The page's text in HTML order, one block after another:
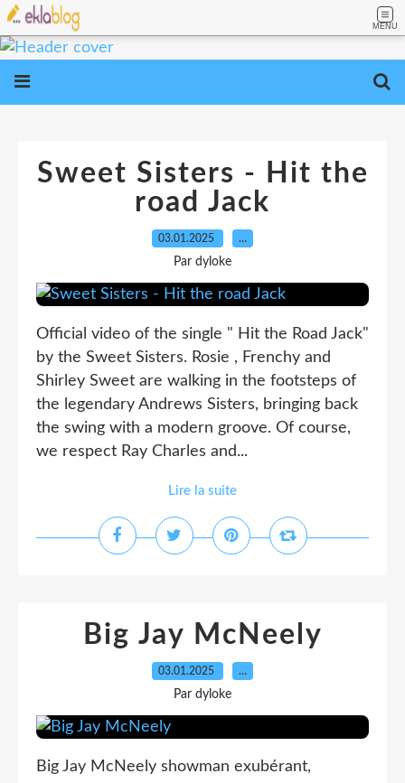
MENU
Sweet Sisters - Hit the
road Jack
03.01.2025 …
Par dyloke
Official video of the single " Hit the Road Jack"
by the Sweet Sisters. Rosie , Frenchy and
Shirley Sweet are walking in the footsteps of
the legendary Andrews Sisters, bringing back
the swing with a modern groove. Of course,
we respect Ray Charles and...
Lire la suite
Big Jay McNeely
03.01.2025 …
Par dyloke
Big Jay McNeely showman exubérant,